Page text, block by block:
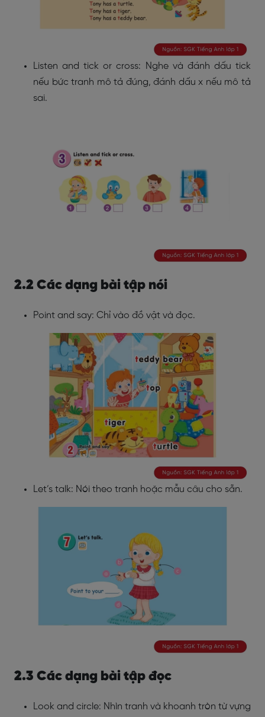
Listen and tick or cross: Nghe và đánh dấu tick
nếu bức tranh mô tả đúng, đánh dấu x nếu mô tả
sai.
2.2 Các dạng bài tập nói
Point and say: Chỉ vào đồ vật và đọc.
Let’s talk: Nói theo tranh hoặc mẫu câu cho sẵn.
2.3 Các dạng bài tập đọc
Look and circle: Nhìn tranh và khoanh tròn từ vựng